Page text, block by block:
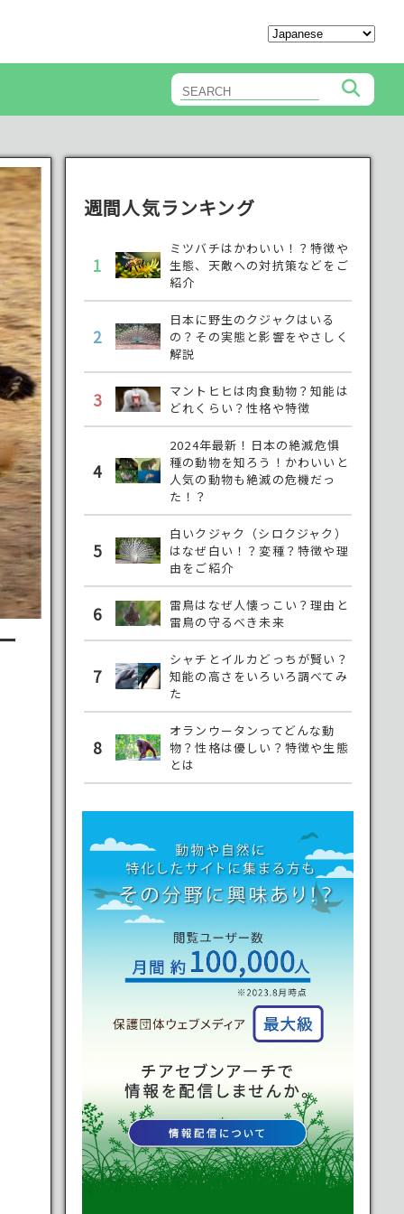
週間人気ランキング
1
ミツバチはかわいい！？特徴や
生態、天敵への対抗策などをご
紹介
2
日本に野生のクジャクはいる
の？その実態と影響をやさしく
解説
3
マントヒヒは肉食動物？知能は
どれくらい？性格や特徴
4
2024年最新！日本の絶滅危惧
種の動物を知ろう！かわいいと
人気の動物も絶滅の危機だっ
た！？
5
白いクジャク（シロクジャク）
はなぜ白い！？変種？特徴や理
由をご紹介
6
雷鳥はなぜ人懐っこい？理由と
雷鳥の守るべき未来
7
シャチとイルカどっちが賢い？
知能の高さをいろいろ調べてみ
た
8
オランウータンってどんな動
物？性格は優しい？特徴や生態
とは